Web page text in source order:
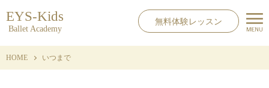
EYS-Kids
Ballet Academy
無料体験レッスン
HOME いつまで